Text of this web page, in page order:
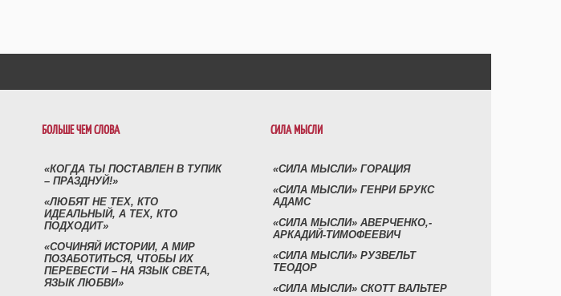
БОЛЬШЕ ЧЕМ СЛОВА
«КОГДА ТЫ ПОСТАВЛЕН В ТУПИК
– ПРАЗДНУЙ!»
«ЛЮБЯТ НЕ ТЕХ, КТО
ИДЕАЛЬНЫЙ, А ТЕХ, КТО
ПОДХОДИТ»
«СОЧИНЯЙ ИСТОРИИ, А МИР
ПОЗАБОТИТЬСЯ, ЧТОБЫ ИХ
ПЕРЕВЕСТИ – НА ЯЗЫК СВЕТА,
ЯЗЫК ЛЮБВИ»
СИЛА МЫСЛИ
«СИЛА МЫСЛИ» ГОРАЦИЯ
«СИЛА МЫСЛИ» ГЕНРИ БРУКС
АДАМС
«СИЛА МЫСЛИ» АВЕРЧЕНКО,-
АРКАДИЙ-ТИМОФЕЕВИЧ
«СИЛА МЫСЛИ» РУЗВЕЛЬТ
ТЕОДОР
«СИЛА МЫСЛИ» СКОТТ ВАЛЬТЕР